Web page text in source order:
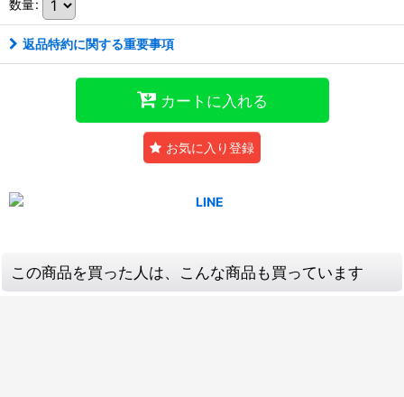
数量:
返品特約に関する重要事項
カートに入れる
お気に入り登録
この商品を買った人は、こんな商品も買っています